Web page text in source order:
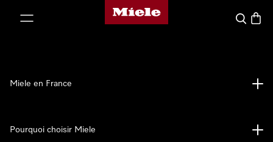
Page d'accueil Miele
Search
Miele en France
Pourquoi choisir Miele